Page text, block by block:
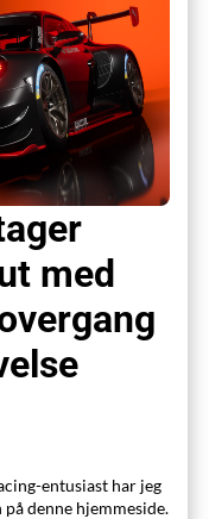
med
entusiast har jeg
denne hjemmeside.